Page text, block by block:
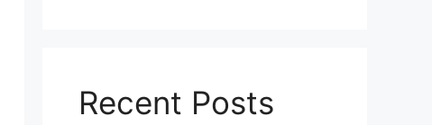
Recent Posts